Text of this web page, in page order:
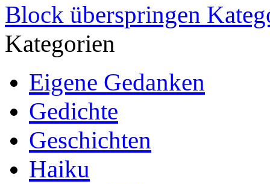
Block überspringen
Kategorien
Eigene Gedanken
Gedichte
Geschichten
Haiku